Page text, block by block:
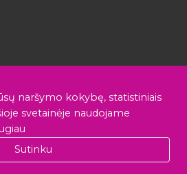
įmone?
Rašyti atsiliepimą
naršymo kokybę, statistiniais
svetainėje naudojame
Sutinku